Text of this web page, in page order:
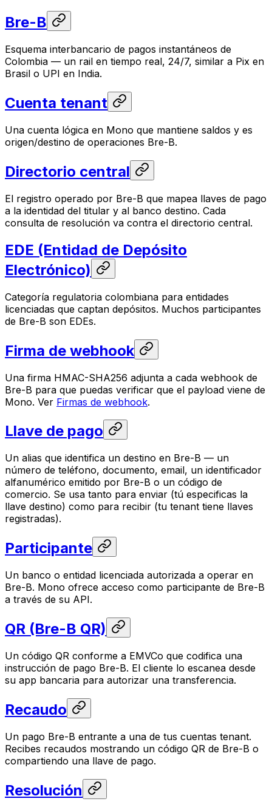
Bre-B
Esquema interbancario de pagos instantáneos de
Colombia — un rail en tiempo real, 24/7, similar a Pix en
Brasil o UPI en India.
Cuenta tenant
Una cuenta lógica en Mono que mantiene saldos y es
origen/destino de operaciones Bre-B.
Directorio central
El registro operado por Bre-B que mapea llaves de pago
a la identidad del titular y al banco destino. Cada
consulta de resolución va contra el directorio central.
EDE (Entidad de Depósito
Electrónico)
Categoría regulatoria colombiana para entidades
licenciadas que captan depósitos. Muchos participantes
de Bre-B son EDEs.
Firma de webhook
Una firma HMAC-SHA256 adjunta a cada webhook de
Bre-B para que puedas verificar que el payload viene de
Mono. Ver Firmas de webhook.
Llave de pago
Un alias que identifica un destino en Bre-B — un
número de teléfono, documento, email, un identificador
alfanumérico emitido por Bre-B o un código de
comercio. Se usa tanto para enviar (tú especificas la
llave destino) como para recibir (tu tenant tiene llaves
registradas).
Participante
Un banco o entidad licenciada autorizada a operar en
Bre-B. Mono ofrece acceso como participante de Bre-B
a través de su API.
QR (Bre-B QR)
Un código QR conforme a EMVCo que codifica una
instrucción de pago Bre-B. El cliente lo escanea desde
su app bancaria para autorizar una transferencia.
Recaudo
Un pago Bre-B entrante a una de tus cuentas tenant.
Recibes recaudos mostrando un código QR de Bre-B o
compartiendo una llave de pago.
Resolución